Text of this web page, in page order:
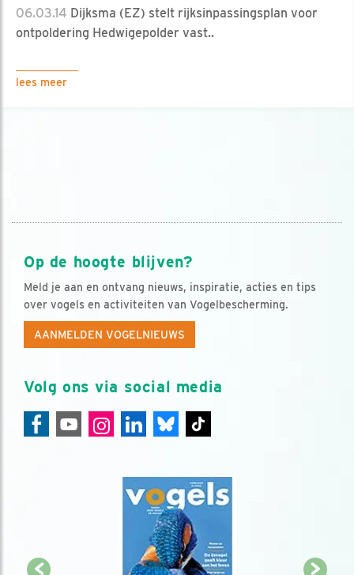
06.03.14 Dijksma (EZ) stelt rijksinpassingsplan voor
ontpoldering Hedwigepolder vast..
lees meer
Op de hoogte blijven?
Meld je aan en ontvang nieuws, inspiratie, acties en tips
over vogels en activiteiten van Vogelbescherming.
AANMELDEN VOGELNIEUWS
Volg ons via social media